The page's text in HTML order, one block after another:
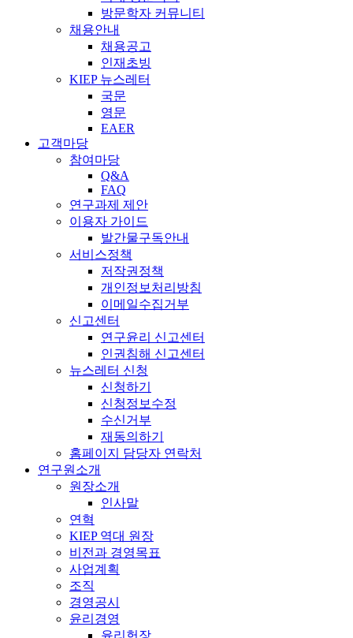
방문학자 커뮤니티
채용안내
채용공고
인재초빙
KIEP 뉴스레터
국문
영문
EAER
고객마당
참여마당
Q&A
FAQ
연구과제 제안
이용자 가이드
발간물구독안내
서비스정책
저작권정책
개인정보처리방침
이메일수집거부
신고센터
연구윤리 신고센터
인권침해 신고센터
뉴스레터 신청
신청하기
신청정보수정
수신거부
재동의하기
홈페이지 담당자 연락처
연구원소개
원장소개
인사말
연혁
KIEP 역대 원장
비전과 경영목표
사업계획
조직
경영공시
윤리경영
윤리헌장